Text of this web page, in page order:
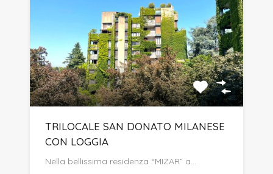
TRILOCALE SAN DONATO MILANESE
CON LOGGIA
Nella bellissima residenza “MIZAR” a…